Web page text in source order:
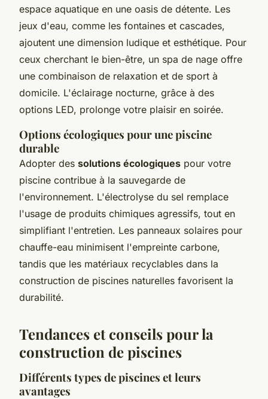
espace aquatique en une oasis de détente. Les
jeux d'eau, comme les fontaines et cascades,
ajoutent une dimension ludique et esthétique. Pour
ceux cherchant le bien-être, un spa de nage offre
une combinaison de relaxation et de sport à
domicile. L'éclairage nocturne, grâce à des
options LED, prolonge votre plaisir en soirée.
Options écologiques pour une piscine
durable
Adopter des solutions écologiques pour votre
piscine contribue à la sauvegarde de
l'environnement. L'électrolyse du sel remplace
l'usage de produits chimiques agressifs, tout en
simplifiant l'entretien. Les panneaux solaires pour
chauffe-eau minimisent l'empreinte carbone,
tandis que les matériaux recyclables dans la
construction de piscines naturelles favorisent la
durabilité.
Tendances et conseils pour la
construction de piscines
Différents types de piscines et leurs
avantages